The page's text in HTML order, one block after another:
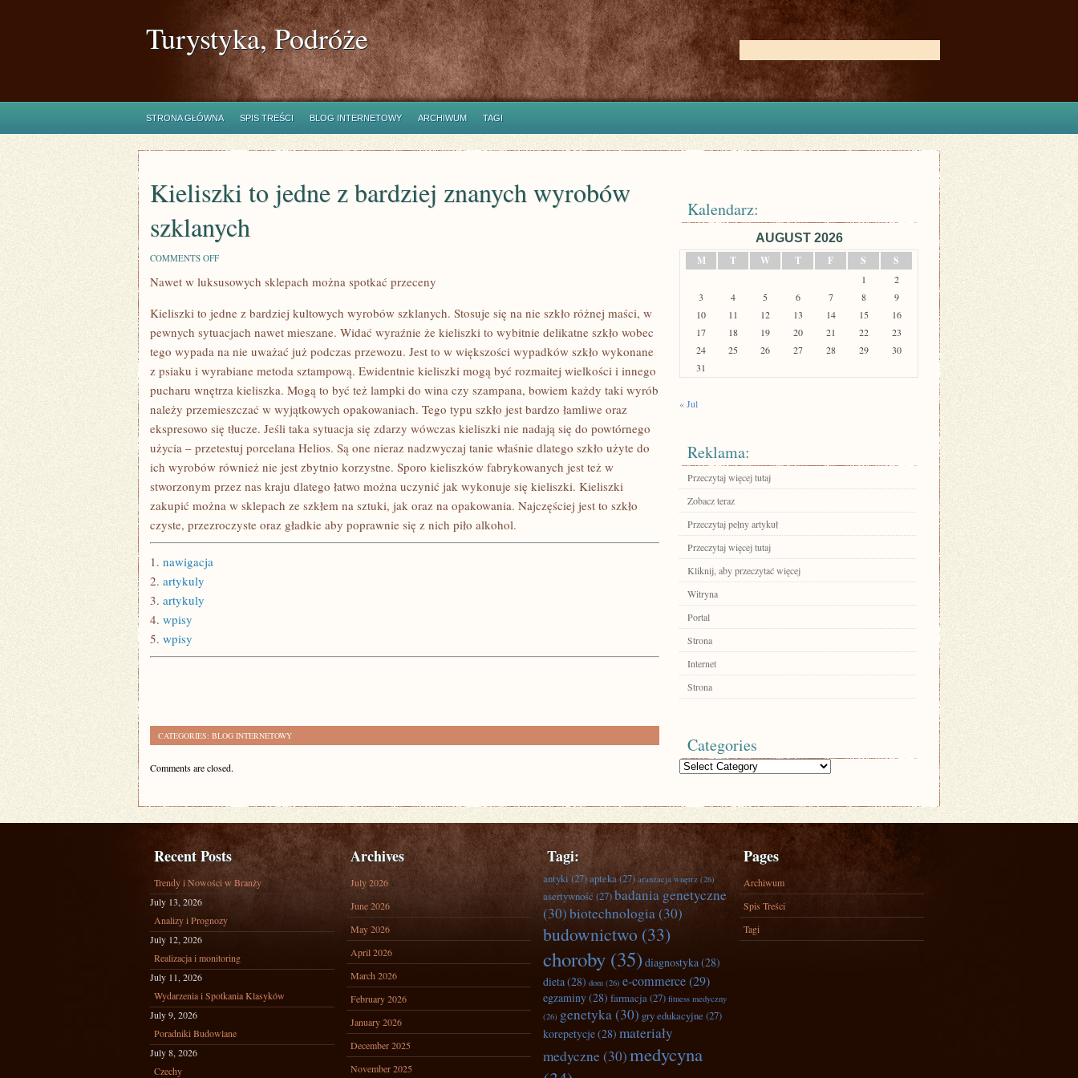
Turystyka, Podróże
STRONA GŁÓWNA SPIS TREŚCI BLOG INTERNETOWY ARCHIWUM TAGI
Kieliszki to jedne z bardziej znanych wyrobów
szklanych
COMMENTS OFFON
TO
JEDNE
BARDZIEJ
ZNANYCH
WYROBÓW
SZKLANYCH
Nawet w luksusowych sklepach można spotkać przeceny
Kieliszki to jedne z bardziej kultowych wyrobów szklanych. Stosuje się na nie szkło różnej maści, w
pewnych sytuacjach nawet mieszane. Widać wyraźnie że kieliszki to wybitnie delikatne szkło wobec
tego wypada na nie uważać już podczas przewozu. Jest to w większości wypadków szkło wykonane
z psiaku i wyrabiane metoda sztampową. Ewidentnie kieliszki mogą być rozmaitej wielkości i innego
pucharu wnętrza kieliszka. Mogą to być też lampki do wina czy szampana, bowiem każdy taki wyrób
należy przemieszczać w wyjątkowych opakowaniach. Tego typu szkło jest bardzo łamliwe oraz
ekspresowo się tłucze. Jeśli taka sytuacja się zdarzy wówczas kieliszki nie nadają się do powtórnego
użycia – przetestuj porcelana Helios. Są one nieraz nadzwyczaj tanie właśnie dlatego szkło użyte do
ich wyrobów również nie jest zbytnio korzystne. Sporo kieliszków fabrykowanych jest też w
stworzonym przez nas kraju dlatego łatwo można uczynić jak wykonuje się kieliszki. Kieliszki
zakupić można w sklepach ze szkłem na sztuki, jak oraz na opakowania. Najczęściej jest to szkło
czyste, przezroczyste oraz gładkie aby poprawnie się z nich piło alkohol.
1. nawigacja
2. artykuly
3. artykuly
4. wpisy
5. wpisy
CATEGORIES: BLOG INTERNETOWY
Comments are closed.
Kalendarz:
AUGUST 2026
M
T W T F S S
1
2
3
4 5 6 7 8
9
10
11 12 13 14 15
16
17
18 19 20 21 22
23
24
25 26 27 28 29
30
31
« Jul
Reklama:
Przeczytaj więcej tutaj
Zobacz teraz
Przeczytaj pełny artykuł
Przeczytaj więcej tutaj
Kliknij, aby przeczytać więcej
Witryna
Portal
Strona
Internet
Strona
Categories
Categories
Recent Posts
Trendy i Nowości w Branży
July 13, 2026
Analizy i Prognozy
July 12, 2026
Realizacja i monitoring
July 11, 2026
Wydarzenia i Spotkania Klasyków
July 9, 2026
Poradniki Budowlane
July 8, 2026
Czechy
Archives
July 2026
June 2026
May 2026
April 2026
March 2026
February 2026
January 2026
December 2025
November 2025
Tagi:
antyki(27)apteka(27) aranżacja wnętrz (26)
asertywność (27)badania genetyczne
(30)biotechnologia(30)
budownictwo (33)
choroby (35) diagnostyka(28)
dieta(28) dom (26) e-commerce(29)
egzaminy(28) farmacja(27) fitness medyczny
(26) genetyka(30) gry edukacyjne (27)
korepetycje(28) materiały
medyczne (30)medycyna
Pages
Archiwum
Spis Treści
Tagi